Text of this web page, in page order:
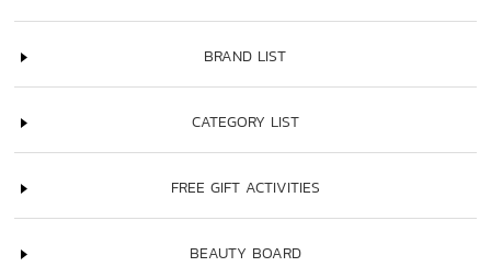
BRAND LIST
CATEGORY LIST
FREE GIFT ACTIVITIES
BEAUTY BOARD